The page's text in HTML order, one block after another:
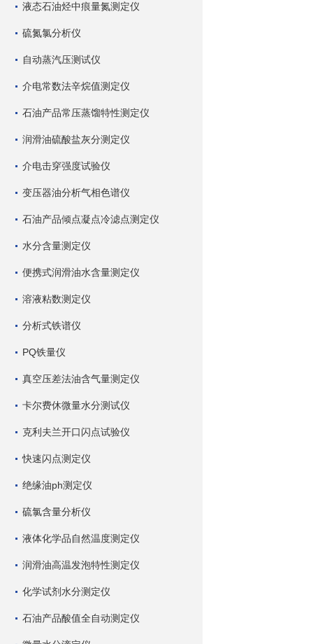
液态石油烃中痕量氮测定仪
硫氮氯分析仪
自动蒸汽压测试仪
介电常数法辛烷值测定仪
石油产品常压蒸馏特性测定仪
润滑油硫酸盐灰分测定仪
介电击穿强度试验仪
变压器油分析气相色谱仪
石油产品倾点凝点冷滤点测定仪
水分含量测定仪
便携式润滑油水含量测定仪
溶液粘数测定仪
分析式铁谱仪
PQ铁量仪
真空压差法油含气量测定仪
卡尔费休微量水分测试仪
克利夫兰开口闪点试验仪
快速闪点测定仪
绝缘油ph测定仪
硫氯含量分析仪
液体化学品自然温度测定仪
润滑油高温发泡特性测定仪
化学试剂水分测定仪
石油产品酸值全自动测定仪